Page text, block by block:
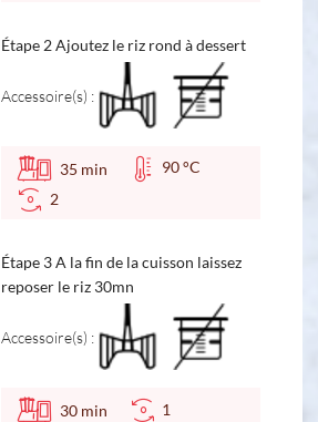
Étape 2 Ajoutez le riz rond à dessert
Accessoire(s) :
35 min
90 °C
2
Étape 3 A la fin de la cuisson laissez
reposer le riz 30mn
Accessoire(s) :
30 min 1